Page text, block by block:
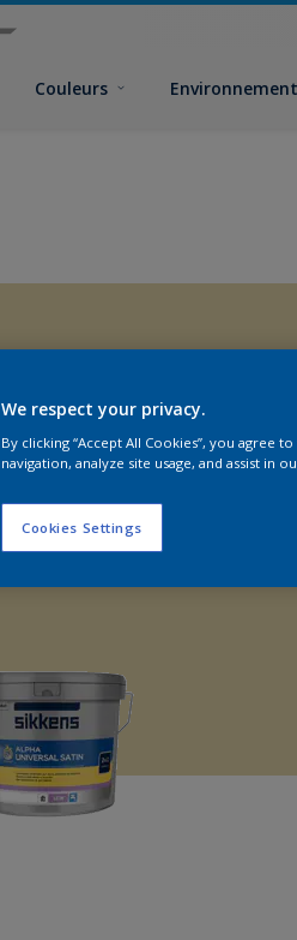
Couleurs Environnement
We respect your privacy.
By clicking “Accept All Cookies”, you agree
navigation, analyze site usage, and assist in
Cookies Settings